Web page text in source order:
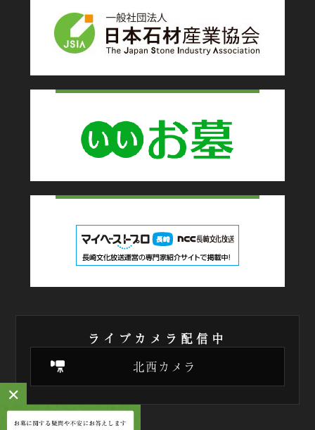
✕
ライブカメラ配信中
北西カメラ